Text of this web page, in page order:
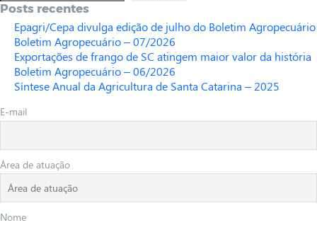
Posts recentes
Epagri/Cepa divulga edição de julho do Boletim Agropecuário
Boletim Agropecuário – 07/2026
Exportações de frango de SC atingem maior valor da história
Boletim Agropecuário – 06/2026
Síntese Anual da Agricultura de Santa Catarina – 2025
E-mail
Área de atuação
Nome